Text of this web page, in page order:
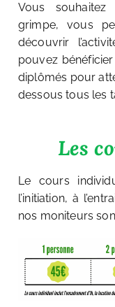
Vous
grimpe, vous
découvrir
pouvez
diplômés pour
dessous tous les
Les
Le cours
l’initiation, à
nos moniteurs